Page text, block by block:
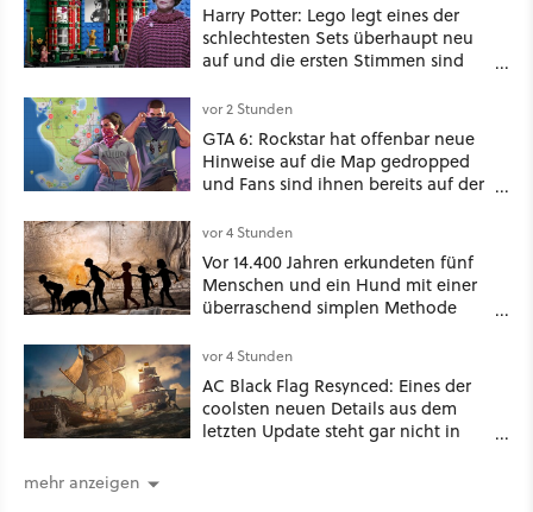
Harry Potter: Lego legt eines der
schlechtesten Sets überhaupt neu
auf und die ersten Stimmen sind
vor 2 Stunden
GTA 6: Rockstar hat offenbar neue
Hinweise auf die Map gedropped
und Fans sind ihnen bereits auf der
vor 4 Stunden
Vor 14.400 Jahren erkundeten fünf
Menschen und ein Hund mit einer
überraschend simplen Methode
Spuren für die Ewigkeit
vor 4 Stunden
AC Black Flag Resynced: Eines der
coolsten neuen Details aus dem
letzten Update steht gar nicht in
mehr anzeigen